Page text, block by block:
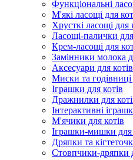
Функціональні
М'які ласощі для
Хрусткі ласощі для
Ласощі-палички для
Крем-ласощі для
Замінники молока
Аксесуари для котів
Миски та годівниці
Іграшки для котів
Дражнилки для
Інтерактивні
М'ячики для котів
Іграшки-мишки для
Дряпки та
Стовпчики-дряпки